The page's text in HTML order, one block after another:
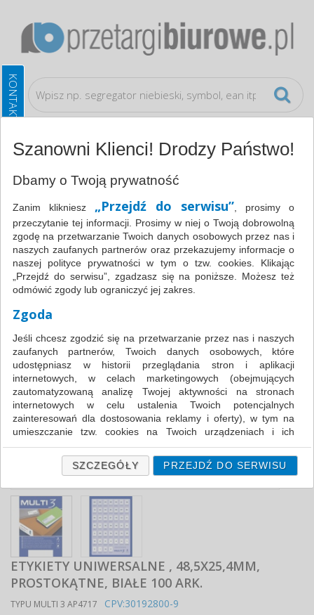
Katalog Papier i etykiety
prostokątne, białe 100 ark., typu MULTI 3 AP4717
ETYKIETY UNIWERSALNE , 48,5X25,4MM,
PROSTOKĄTNE, BIAŁE 100 ARK.
TYPU MULTI 3 AP4717
CPV:30192800-9
Szanowni Klienci! Drodzy Państwo!
Dbamy o Twoją prywatność
Zanim klikniesz „Przejdź do serwisu” , prosimy o
przeczytanie tej informacji. Prosimy w niej o Twoją dobrowolną
zgodę na przetwarzanie Twoich danych osobowych przez nas i
naszych zaufanych partnerów oraz przekazujemy informacje o
naszej polityce prywatności w tym o tzw. cookies. Klikając
„Przejdź do serwisu”, zgadzasz się na poniższe. Możesz też
odmówić zgody lub ograniczyć jej zakres.
Zgoda
Jeśli chcesz zgodzić się na przetwarzanie przez nas i naszych
zaufanych partnerów, Twoich danych osobowych, które
udostępniasz w historii przeglądania stron i aplikacji
internetowych, w celach marketingowych (obejmujących
zautomatyzowaną analizę Twojej aktywności na stronach
internetowych w celu ustalenia Twoich potencjalnych
zainteresowań dla dostosowania reklamy i oferty), w tym na
umieszczanie tzw. cookies na Twoich urządzeniach i ich
odczytywanie, kliknij przycisk „Przejdź do serwisu”.
Jeśli nie chcesz wyrazić zgody lub ograniczyć jej zakres, kliknij
„Szczegóły”, gdzie znajdziesz wszelkie informacje o tym jak to
zrobić . Te same informacje znajdziesz także na podstronie z
naszą polityką prywatności obowiązującą od 25 maja 2018.
W przypadku użytkowników zalogowanych, ważna jest Państwa
wcześniejsza zgoda której udzieliliście podczas zakładania
konta. Każda Państwa zgoda jest dobrowolna i można ją w
dowolnym momencie wycofać.
Polityka prywatności (rozwiń)
Klauzula Informacyjna (rozwiń)
SZCZEGÓŁY PRZEJDŹ DO SERWISU